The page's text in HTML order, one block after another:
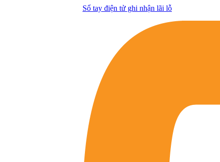
Sổ tay điện tử ghi nhận lãi lỗ